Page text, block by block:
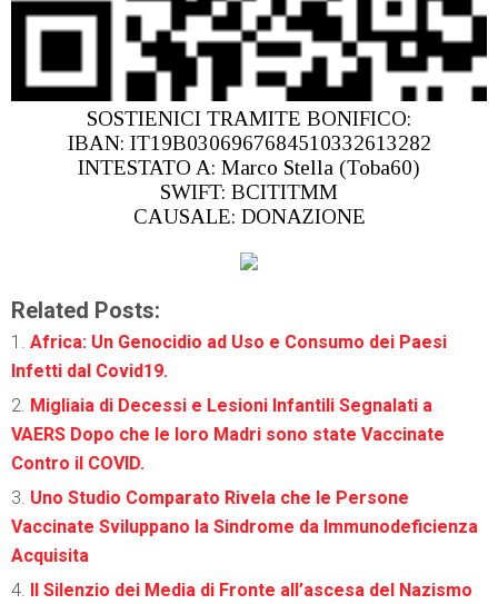
SOSTIENICI TRAMITE BONIFICO:
IBAN: IT19B0306967684510332613282
INTESTATO A: Marco Stella (Toba60)
SWIFT: BCITITMM
CAUSALE: DONAZIONE
Related Posts:
Africa: Un Genocidio ad Uso e Consumo dei Paesi
Infetti dal Covid19.
Migliaia di Decessi e Lesioni Infantili Segnalati a
VAERS Dopo che le loro Madri sono state Vaccinate
Contro il COVID.
Uno Studio Comparato Rivela che le Persone
Vaccinate Sviluppano la Sindrome da Immunodeficienza
Acquisita
Il Silenzio dei Media di Fronte all’ascesa del Nazismo